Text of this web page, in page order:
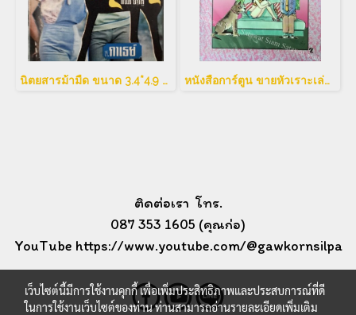
นิตยสารม้ามืด ขนาด 3.4*4.9 นิ้ว หนังสือการ์ตูน ขายหัวเราะเล่มใหญ่
ติดต่อเรา โทร.
087 353 1605 (คุณก่อ)
YouTube https://www.youtube.com/@gawkornsilpa
เว็บไซต์นี้มีการใช้งานคุกกี้ เพื่อเพิ่มประสิทธิภาพและประสบการณ์ที่ดี
ในการใช้งานเว็บไซต์ของท่าน ท่านสามารถอ่านรายละเอียดเพิ่มเติม